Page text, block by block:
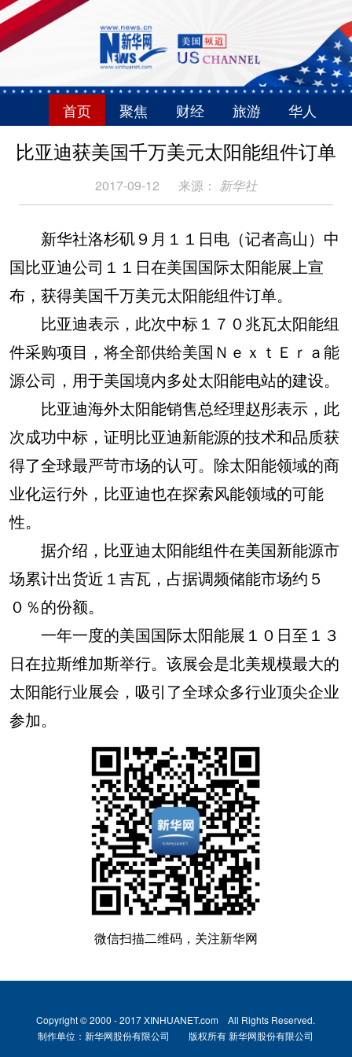
首页 聚焦 财经 旅游 华人
比亚迪获美国千万美元太阳能组件订单
2017-09-12 来源： 新华社
新华社洛杉矶９月１１日电（记者高山）中
国比亚迪公司１１日在美国国际太阳能展上宣
布，获得美国千万美元太阳能组件订单。
比亚迪表示，此次中标１７０兆瓦太阳能组
件采购项目，将全部供给美国ＮｅｘｔＥｒａ能
源公司，用于美国境内多处太阳能电站的建设。
比亚迪海外太阳能销售总经理赵彤表示，此
次成功中标，证明比亚迪新能源的技术和品质获
得了全球最严苛市场的认可。除太阳能领域的商
业化运行外，比亚迪也在探索风能领域的可能
性。
据介绍，比亚迪太阳能组件在美国新能源市
场累计出货近１吉瓦，占据调频储能市场约５
０％的份额。
一年一度的美国国际太阳能展１０日至１３
日在拉斯维加斯举行。该展会是北美规模最大的
太阳能行业展会，吸引了全球众多行业顶尖企业
参加。
微信扫描二维码，关注新华网
Copyright © 2000 - 2017 XINHUANET.com All Rights Reserved.
制作单位：新华网股份有限公司 版权所有 新华网股份有限公司